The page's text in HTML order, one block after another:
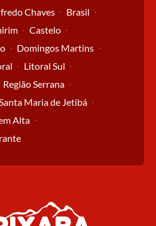
Chaves
Brasil
Castelo
Domingos Martins
Litoral Sul
Região Serrana
Maria de Jetibá
Alta